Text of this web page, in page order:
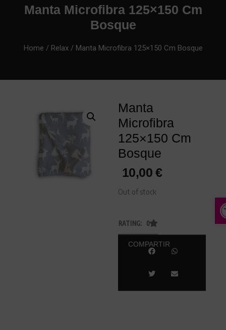
Manta Microfibra 125×150 Cm
Bosque
Home / Relax/ Manta Microfibra 125×150 Cm Bosque
Manta
Microfibra
125×150 Cm
Bosque
10,00€
Out of stock
RATING: 0
COMPARTIR